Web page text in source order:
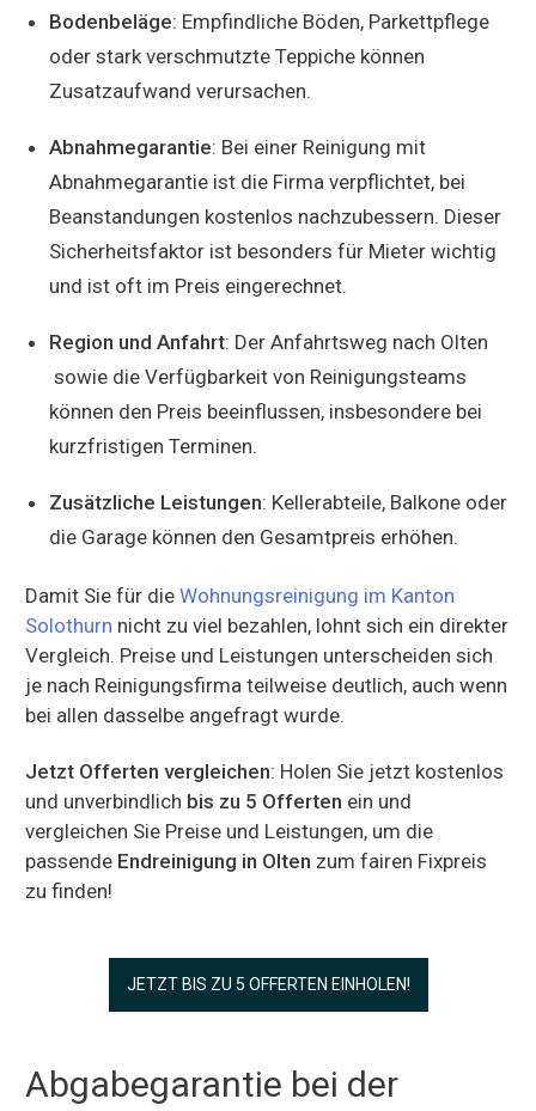
Bodenbeläge: Empfindliche Böden, Parkettpflege
oder stark verschmutzte Teppiche können
Zusatzaufwand verursachen.
Abnahmegarantie: Bei einer Reinigung mit
Abnahmegarantie ist die Firma verpflichtet, bei
Beanstandungen kostenlos nachzubessern. Dieser
Sicherheitsfaktor ist besonders für Mieter wichtig
und ist oft im Preis eingerechnet.
Region und Anfahrt: Der Anfahrtsweg nach Olten
sowie die Verfügbarkeit von Reinigungsteams
können den Preis beeinflussen, insbesondere bei
kurzfristigen Terminen.
Zusätzliche Leistungen: Kellerabteile, Balkone oder
die Garage können den Gesamtpreis erhöhen.
Damit Sie für die Wohnungsreinigung im Kanton
Solothurn nicht zu viel bezahlen, lohnt sich ein direkter
Vergleich. Preise und Leistungen unterscheiden sich
je nach Reinigungsfirma teilweise deutlich, auch wenn
bei allen dasselbe angefragt wurde.
Jetzt Offerten vergleichen: Holen Sie jetzt kostenlos
und unverbindlich bis zu 5 Offerten ein und
vergleichen Sie Preise und Leistungen, um die
passende Endreinigung in Olten zum fairen Fixpreis
zu finden!
JETZT BIS ZU 5 OFFERTEN EINHOLEN!
Abgabegarantie bei der